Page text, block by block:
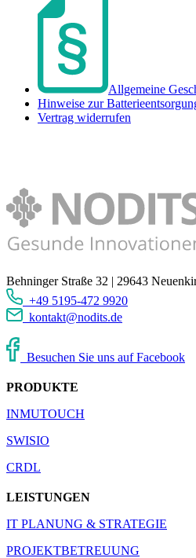
Allgemeine
Hinweise zur
Vertrag widerrufen
Behninger Straße 32 | 29643
+49 5195-472 9920
kontakt@nodits.de
Besuchen Sie uns auf Facebook
PRODUKTE
INMUTOUCH
SWISIO
CRDL
LEISTUNGEN
IT PLANUNG & STRATEGIE
PROJEKTBETREUUNG